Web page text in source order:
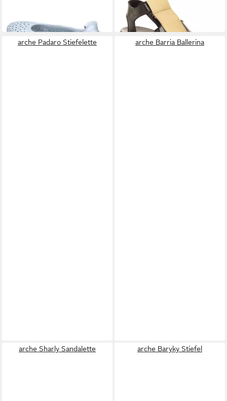
230,00 €
Makota Sandalette
289,00 €
arche Padaro Stiefelette arche Barria Ballerina
arche Sharly Sandalette arche Baryky Stiefel